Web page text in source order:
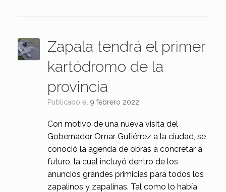
Zapala tendrá el primer
kartódromo de la
provincia
Publicado el 9 febrero 2022
Con motivo de una nueva visita del
Gobernador Omar Gutiérrez a la ciudad, se
conoció la agenda de obras a concretar a
futuro, la cual incluyó dentro de los
anuncios grandes primicias para todos los
zapalinos y zapalinas. Tal como lo había